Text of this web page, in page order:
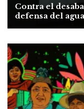
Contra el
defensa del